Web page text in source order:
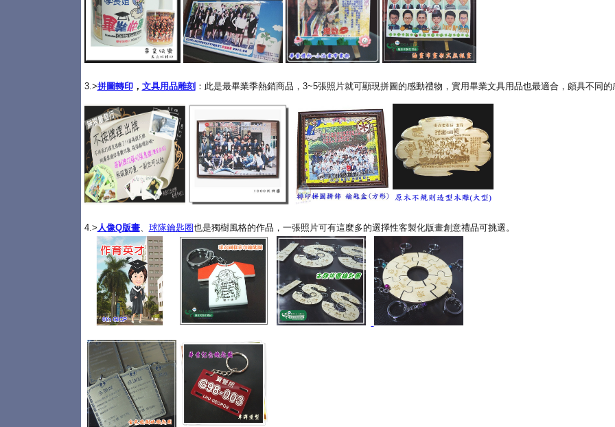
3.>拼圖轉印， 文具用品雕刻 ：此是最畢業季熱銷商品，3~5張照片就可顯現拼圖的感動禮物，實用畢業文具用品也最適合，頗具不同
4.> 人像Q版畫、 球隊鑰匙圈也是獨樹風格的作品，一張照片可有這麼多的選擇性客製化版畫創意禮品可挑選。